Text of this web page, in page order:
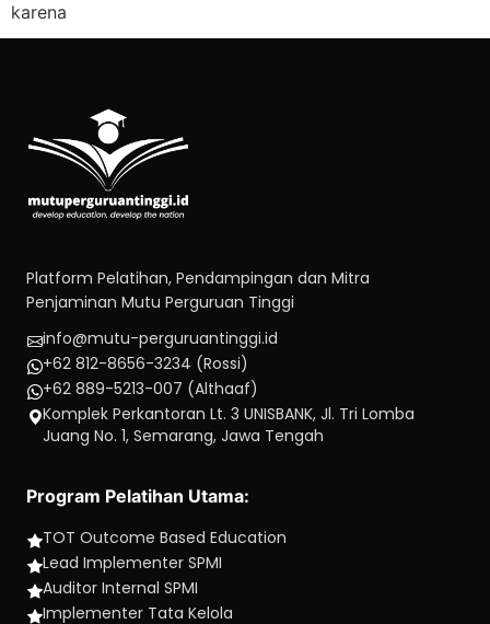
karena
Platform Pelatihan, Pendampingan dan Mitra
Penjaminan Mutu Perguruan Tinggi
info@mutu-perguruantinggi.id
+62 812-8656-3234 (Rossi)
+62 889-5213-007 (Althaaf)
Komplek Perkantoran Lt. 3 UNISBANK, Jl. Tri Lomba
Juang No. 1, Semarang, Jawa Tengah
Program Pelatihan Utama:
TOT Outcome Based Education
Lead Implementer SPMI
Auditor Internal SPMI
Implementer Tata Kelola